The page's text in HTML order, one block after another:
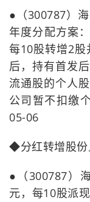
●（300787）
年度分配方案
每10股转增2
后，持有首发
流通股的个人
公司暂不扣缴
05-06
◆分红转增股
●（300787）
元，每10股派